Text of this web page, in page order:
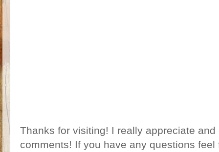
Thanks for visiting! I really appreciate
comments! If you have any questions feel